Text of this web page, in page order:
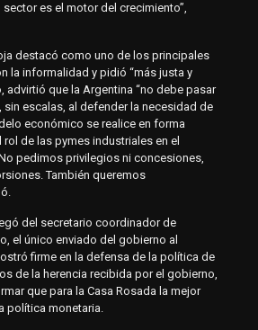
es el motor del crecimiento”,
destacó como uno de los principales
la informalidad y pidió “más justa y
advirtió que la Argentina “no debe pasar
sin escalas, al defender la necesidad de
económico se realice en forma
de las pymes industriales en el
pedimos privilegios ni concesiones,
También queremos
del secretario coordinador de
el único enviado del gobierno al
firme en la defensa de la política de
de la herencia recibida por el gobierno,
que para la Casa Rosada la mejor
política monetaria.